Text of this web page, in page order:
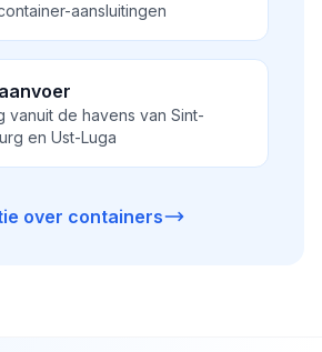
aansluitingen
vanuit de havens van Sint-
en Ust-Luga
over containers